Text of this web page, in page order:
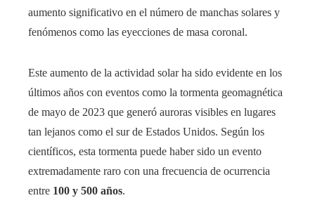
aumento significativo en el número de manchas solares y
fenómenos como las eyecciones de masa coronal.
Este aumento de la actividad solar ha sido evidente en los
últimos años con eventos como la tormenta geomagnética
de mayo de 2023 que generó auroras visibles en lugares
tan lejanos como el sur de Estados Unidos. Según los
científicos, esta tormenta puede haber sido un evento
extremadamente raro con una frecuencia de ocurrencia
entre 100 y 500 años.